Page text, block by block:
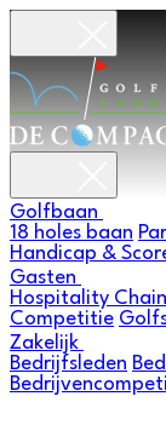
Golfbaan
18 holes baan
Handicap &
Gasten
Hospitality Chain
Competitie
Zakelijk
Bedrijfsleden